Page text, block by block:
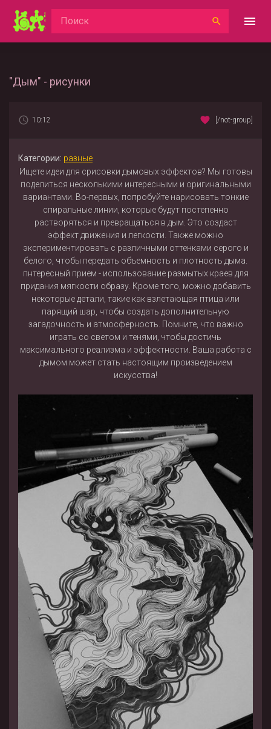
"Дым" - рисунки
10:12 [/not-group]
Категории: разные
Ищете идеи для срисовки дымовых эффектов? Мы готовы
поделиться несколькими интересными и оригинальными
вариантами. Во-первых, попробуйте нарисовать тонкие
спиральные линии, которые будут постепенно
растворяться и превращаться в дым. Это создаст
эффект движения и легкости. Также можно
экспериментировать с различными оттенками серого и
белого, чтобы передать объемность и плотность дыма.
пнтересный прием - использование размытых краев для
придания мягкости образу. Кроме того, можно добавить
некоторые детали, такие как взлетающая птица или
парящий шар, чтобы создать дополнительную
загадочность и атмосферность. Помните, что важно
играть со светом и тенями, чтобы достичь
максимального реализма и эффектности. Ваша работа с
дымом может стать настоящим произведением
искусства!